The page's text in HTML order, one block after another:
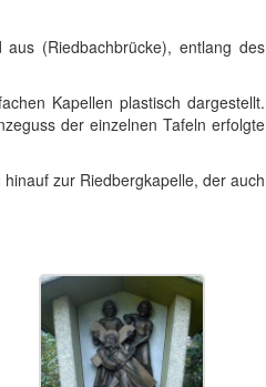
(Riedbachbrücke), entlang des
Kapellen plastisch dargestellt.
der einzelnen Tafeln erfolgte
zur Riedbergkapelle, der auch